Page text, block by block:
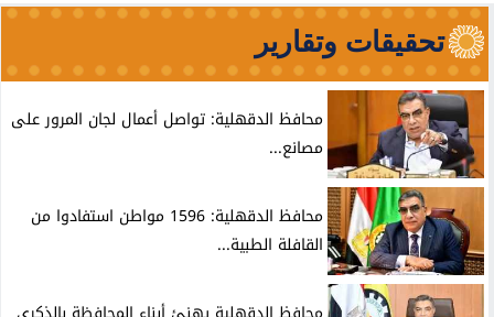
تحقيقات وتقارير
محافظ الدقهلية: تواصل أعمال لجان المرور على
مصانع...
محافظ الدقهلية: 1596 مواطن استفادوا من
القافلة الطبية...